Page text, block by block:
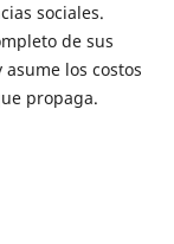
sociales.
de sus
los costos
propaga.